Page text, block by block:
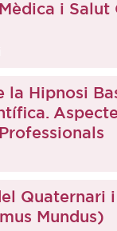
i Salut
la Hipnosi
Quaternari
Mundus)